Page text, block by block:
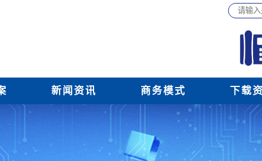
新闻资讯 商务模式 下载